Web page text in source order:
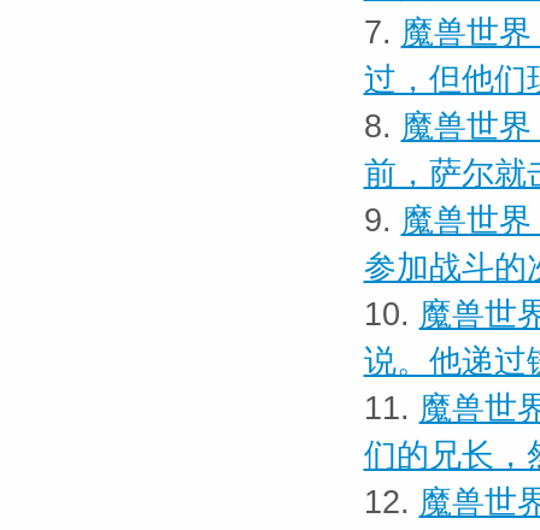
7. 魔兽世
过，但他们
8. 魔兽世
前，萨尔就
9. 魔兽世
参加战斗的
10. 魔兽世
说。他递过
11. 魔兽世
们的兄长，
12. 魔兽世